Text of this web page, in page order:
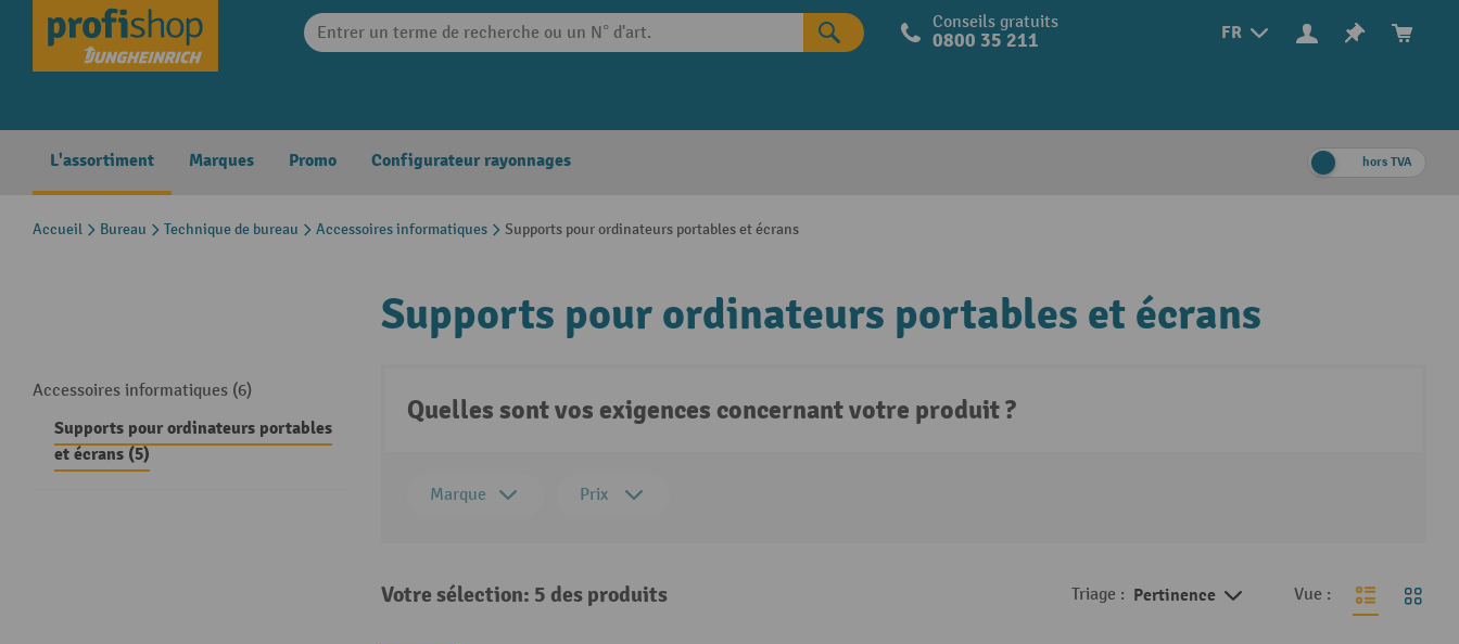
Skip to main navigation FR
Conseils gratuits
0800 35 211
L'assortiment Marques Promo Configurateur rayonnages hors TVA
Accueil Bureau Technique de bureau Accessoires informatiques Supports pour ordinateurs portables et écrans
Accessoires informatiques (6)
Supports pour ordinateurs portables
et écrans (5)
Supports pour ordinateurs portables et écrans
Quelles sont vos exigences concernant votre produit ?
Marque Prix
Votre sélection: 5 des produits Triage : Pertinence Vue :